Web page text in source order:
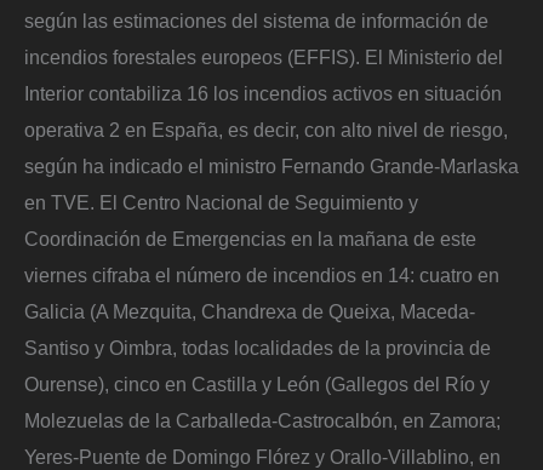
según las estimaciones del sistema de información de
incendios forestales europeos (EFFIS). El Ministerio del
Interior contabiliza 16 los incendios activos en situación
operativa 2 en España, es decir, con alto nivel de riesgo,
según ha indicado el ministro Fernando Grande-Marlaska
en TVE. El Centro Nacional de Seguimiento y
Coordinación de Emergencias en la mañana de este
viernes cifraba el número de incendios en 14: cuatro en
Galicia (A Mezquita, Chandrexa de Queixa, Maceda-
Santiso y Oimbra, todas localidades de la provincia de
Ourense), cinco en Castilla y León (Gallegos del Río y
Molezuelas de la Carballeda-Castrocalbón, en Zamora;
Yeres-Puente de Domingo Flórez y Orallo-Villablino, en